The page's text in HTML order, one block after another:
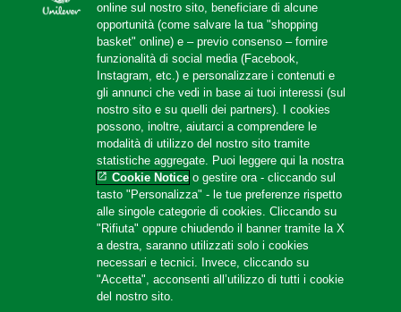
Localizzatore di negozi
Amazon Store
online sul nostro sito, beneficiare di alcune
opportunità (come salvare la tua "shopping
basket" online) e – previo consenso – fornire
funzionalità di social media (Facebook,
Instagram, etc.) e personalizzare i contenuti e
gli annunci che vedi in base ai tuoi interessi (sul
nostro sito e su quelli dei partners). I cookies
possono, inoltre, aiutarci a comprendere le
modalità di utilizzo del nostro sito tramite
statistiche aggregate. Puoi leggere qui la nostra
Cookie Notice o gestire ora - cliccando sul
tasto "Personalizza" - le tue preferenze rispetto
alle singole categorie di cookies. Cliccando su
"Rifiuta" oppure chiudendo il banner tramite la X
a destra, saranno utilizzati solo i cookies
necessari e tecnici. Invece, cliccando su
"Accetta", acconsenti all’utilizzo di tutti i cookie
del nostro sito.